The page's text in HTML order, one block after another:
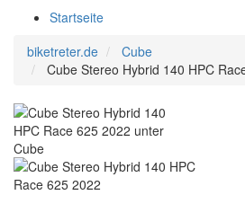
Startseite
biketreter.de
Cube
Cube Stereo Hybrid 140 HPC